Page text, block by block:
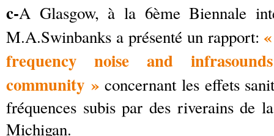
c-A Glasgow, à la 6ème Biennale
M.A.Swinbanks a présenté un rapport:
frequency noise and
community »concernant les effets
fréquences subis par des riverains de
Michigan.